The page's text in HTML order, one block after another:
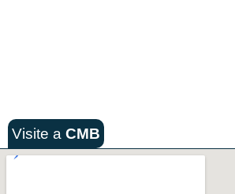
Visite a CMB